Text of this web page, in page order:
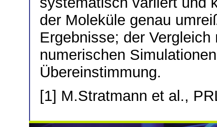
der Moleküle genau
Ergebnisse; der
numerischen
Übereinstimmung.
[1] M.Stratmann et al.,